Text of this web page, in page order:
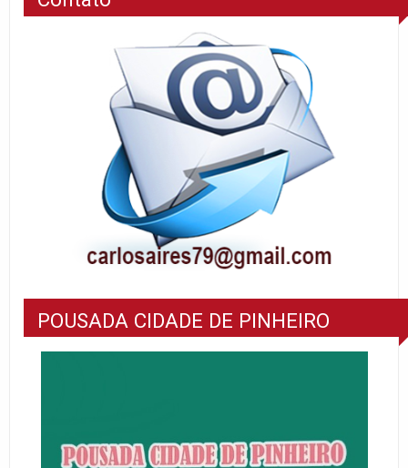
POUSADA CIDADE DE PINHEIRO